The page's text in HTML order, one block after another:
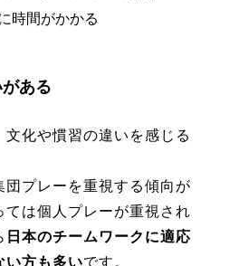
時間がかかる
ある
化や慣習の違いを感じる
団プレーを重視する傾向が
ては個人プレーが重視され
日本のチームワークに適応
い方も多いです。